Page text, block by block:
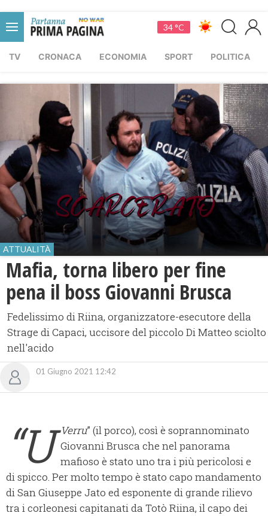
34 °C
TV CRONACA ECONOMIA SPORT POLITICA
ATTUALITÀ
Mafia, torna libero per fine
pena il boss Giovanni Brusca
Fedelissimo di Riina, organizzatore-esecutore della
Strage di Capaci, uccisore del piccolo Di Matteo sciolto
nell'acido
01 Giugno 2021 12:42
“U Verru” (il porco), così è soprannominato
Giovanni Brusca che nel panorama
mafioso è stato uno tra i più pericolosi e
di spicco. Per molto tempo è stato capo mandamento
di San Giuseppe Jato ed esponente di grande rilievo
tra i corleonesi capitanati da Totò Riina, il capo dei